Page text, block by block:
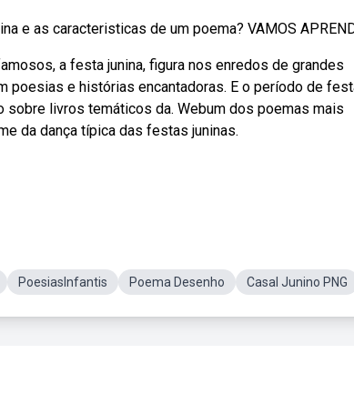
e as caracteristicas de um poema? VAMOS
a festa junina, figura nos enredos de grandes
e histórias encantadoras. E o período de
sobre livros temáticos da. Webum dos poemas mais
da dança típica das festas juninas.
PoesiasInfantis Poema Desenho Casal Junino PNG